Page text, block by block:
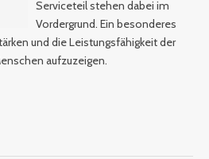
Serviceteil stehen dabei im
Vordergrund. Ein besonderes
und die Leistungsfähigkeit der
aufzuzeigen.